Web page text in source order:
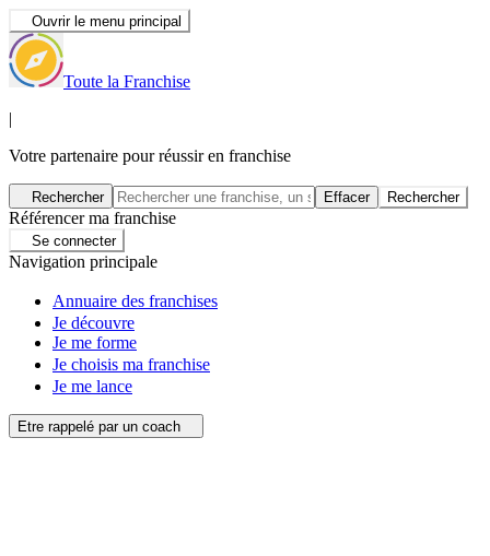
Ouvrir le menu principal
Toute la Franchise
|
Votre partenaire pour réussir en franchise
Rechercher Effacer Rechercher
Référencer ma franchise
Se connecter
Navigation principale
Annuaire des franchises
Je découvre
Je me forme
Je choisis ma franchise
Je me lance
Etre rappelé par un coach